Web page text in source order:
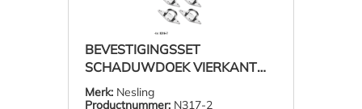
BEVESTIGINGSSET
SCHADUWDOEK VIERKANT
NESLING
Merk: Nesling
Productnummer: N317-2